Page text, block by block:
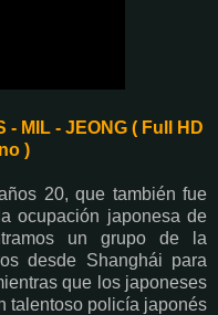
- MIL - JEONG ( Full HD
)
20, que también fue
ocupación japonesa de
un grupo de la
desde Shanghái para
que los japoneses
talentoso policía japonés